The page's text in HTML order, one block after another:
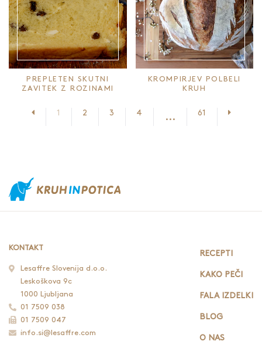
PREPLETEN SKUTNI
ZAVITEK Z ROZINAMI
KROMPIRJEV POLBELI
KRUH
Prejšnja stran
1 2 3 4 ... 61
KONTAKT
Lesaffre Slovenija d.o.o.
Leskoškova 9c
1000 Ljubljana
01 7509 038
01 7509 047
info.si@lesaffre.com
RECEPTI
KAKO PEČI
FALA IZDELKI
BLOG
O NAS